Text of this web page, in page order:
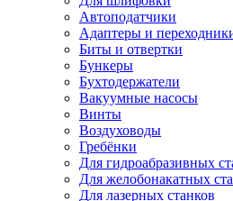
Автоподатчики
Адаптеры и
Биты и отвертки
Бункеры
Бухтодержатели
Вакуумные насосы
Винты
Воздуховоды
Гребёнки
Для гидроабразивных
Для желобонакатных
Для лазерных станков